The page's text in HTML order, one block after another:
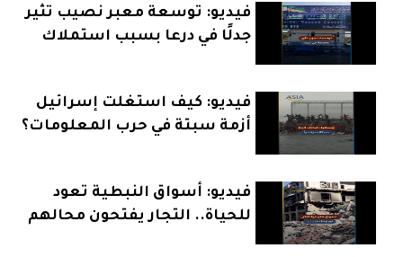
فيديو: توسعة معبر نصيب تثير
جدلًا في درعا بسبب استملاك
فيديو: كيف استغلت إسرائيل
أزمة سبتة في حرب المعلومات؟
فيديو: أسواق النبطية تعود
للحياة.. التجار يفتحون محالهم